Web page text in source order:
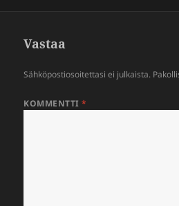
Vastaa
Sähköpostiosoitettasi ei julkaista.
KOMMENTTI*